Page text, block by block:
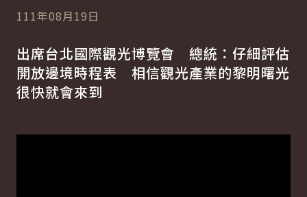
111年08月19日
出席台北國際觀光博覽會 總統：仔細評估
開放邊境時程表 相信觀光產業的黎明曙光
很快就會來到